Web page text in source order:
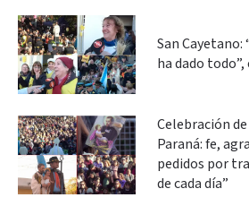
San Cayetano:
ha dado
Celebración
Paraná: fe,
pedidos por trabajo, salud y “el pan
de cada día”